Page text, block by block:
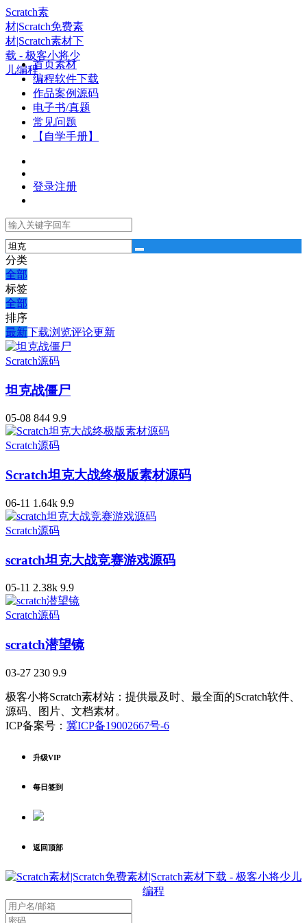
Scratch素
材|Scratch免费素
材|Scratch素材下
载 - 极客小将少
儿编程首页素材
编程软件下载
作品案例源码
电子书/真题
常见问题
【自学手册】
登录注册
分类
全部
标签
全部
排序
最新下载浏览评论更新
Scratch源码
坦克战僵尸
05-08 844 9.9
Scratch源码
Scratch坦克大战终极版素材源码
06-11 1.64k 9.9
Scratch源码
scratch坦克大战竞赛游戏源码
05-11 2.38k 9.9
Scratch源码
scratch潜望镜
03-27 230 9.9
极客小将Scratch素材站：提供最及时、最全面的Scratch软件、
源码、图片、文档素材。
ICP备案号： 冀ICP备19002667号-6
升级VIP
每日签到
返回顶部